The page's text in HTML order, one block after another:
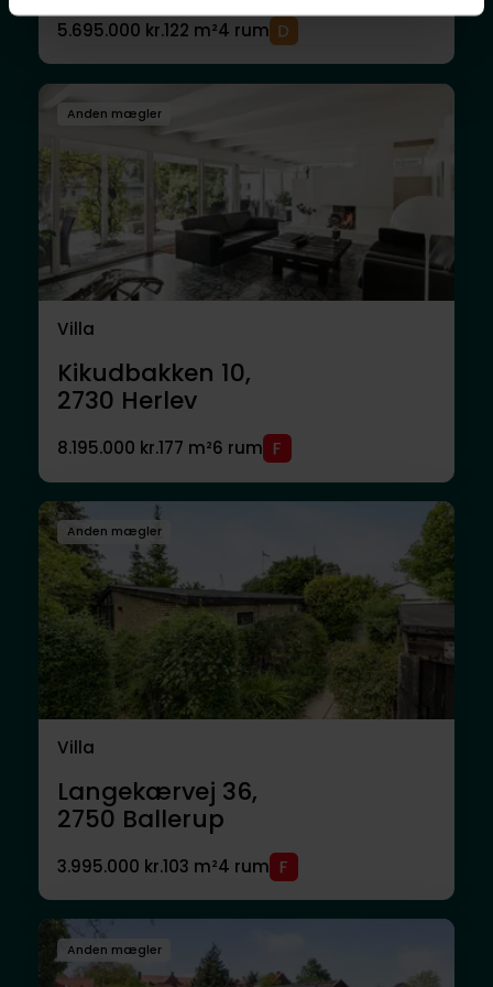
5.695.000 kr.122 m²4 rum
Anden mægler
Villa
Kikudbakken 10,
2730 Herlev
8.195.000 kr.177 m²6 rum
Anden mægler
Villa
Langekærvej 36,
2750 Ballerup
3.995.000 kr.103 m²4 rum
Anden mægler